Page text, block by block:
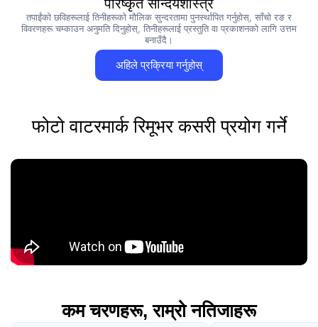
परिष्कृत सौन्दर्यशास्त्र
तपाईंको छविहरूलाई तिनीहरूको मौलिक सुन्दरतामा पुनर्स्थापित गर्नुहोस्, साँचो रङ र
विवरणहरू चम्काउन अनुमति दिनुहोस्, तिनीहरूलाई प्रस्तुति वा प्रकाशनको लागि उत्तम
बनाउँदै।
अहिले प्रक्रिया गर्नुहोस्
फोटो वाटरमार्क रिमूभर कसरी प्रयोग गर्ने
कम चरणहरू, राम्रो नतिजाहरू